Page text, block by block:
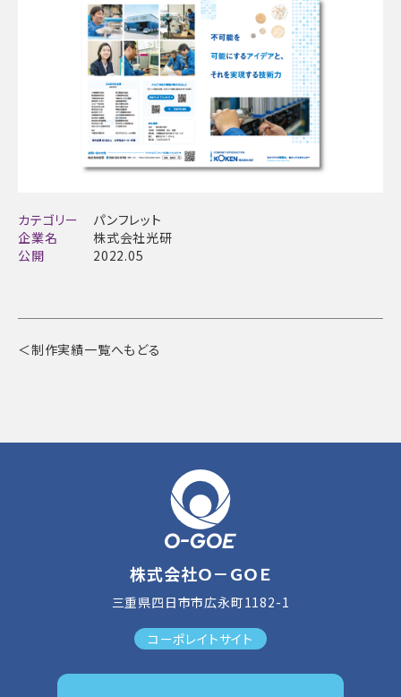
カテゴリー
パンフレット
企業名
株式会社光研
公開
2022.05
＜制作実績一覧へもどる
株式会社Ｏ－ＧＯＥ
三重県四日市市広永町1182-1
コーポレイトサイト